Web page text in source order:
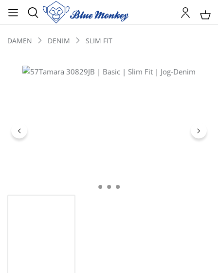
DAMEN DENIM SLIM FIT
Bildergalerie überspringen